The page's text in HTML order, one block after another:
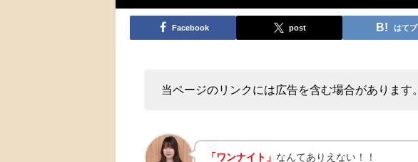
Facebook post はてブ
当ページのリンクには広告を含む場合があります。
「ワンナイト」 なんてありえない！！